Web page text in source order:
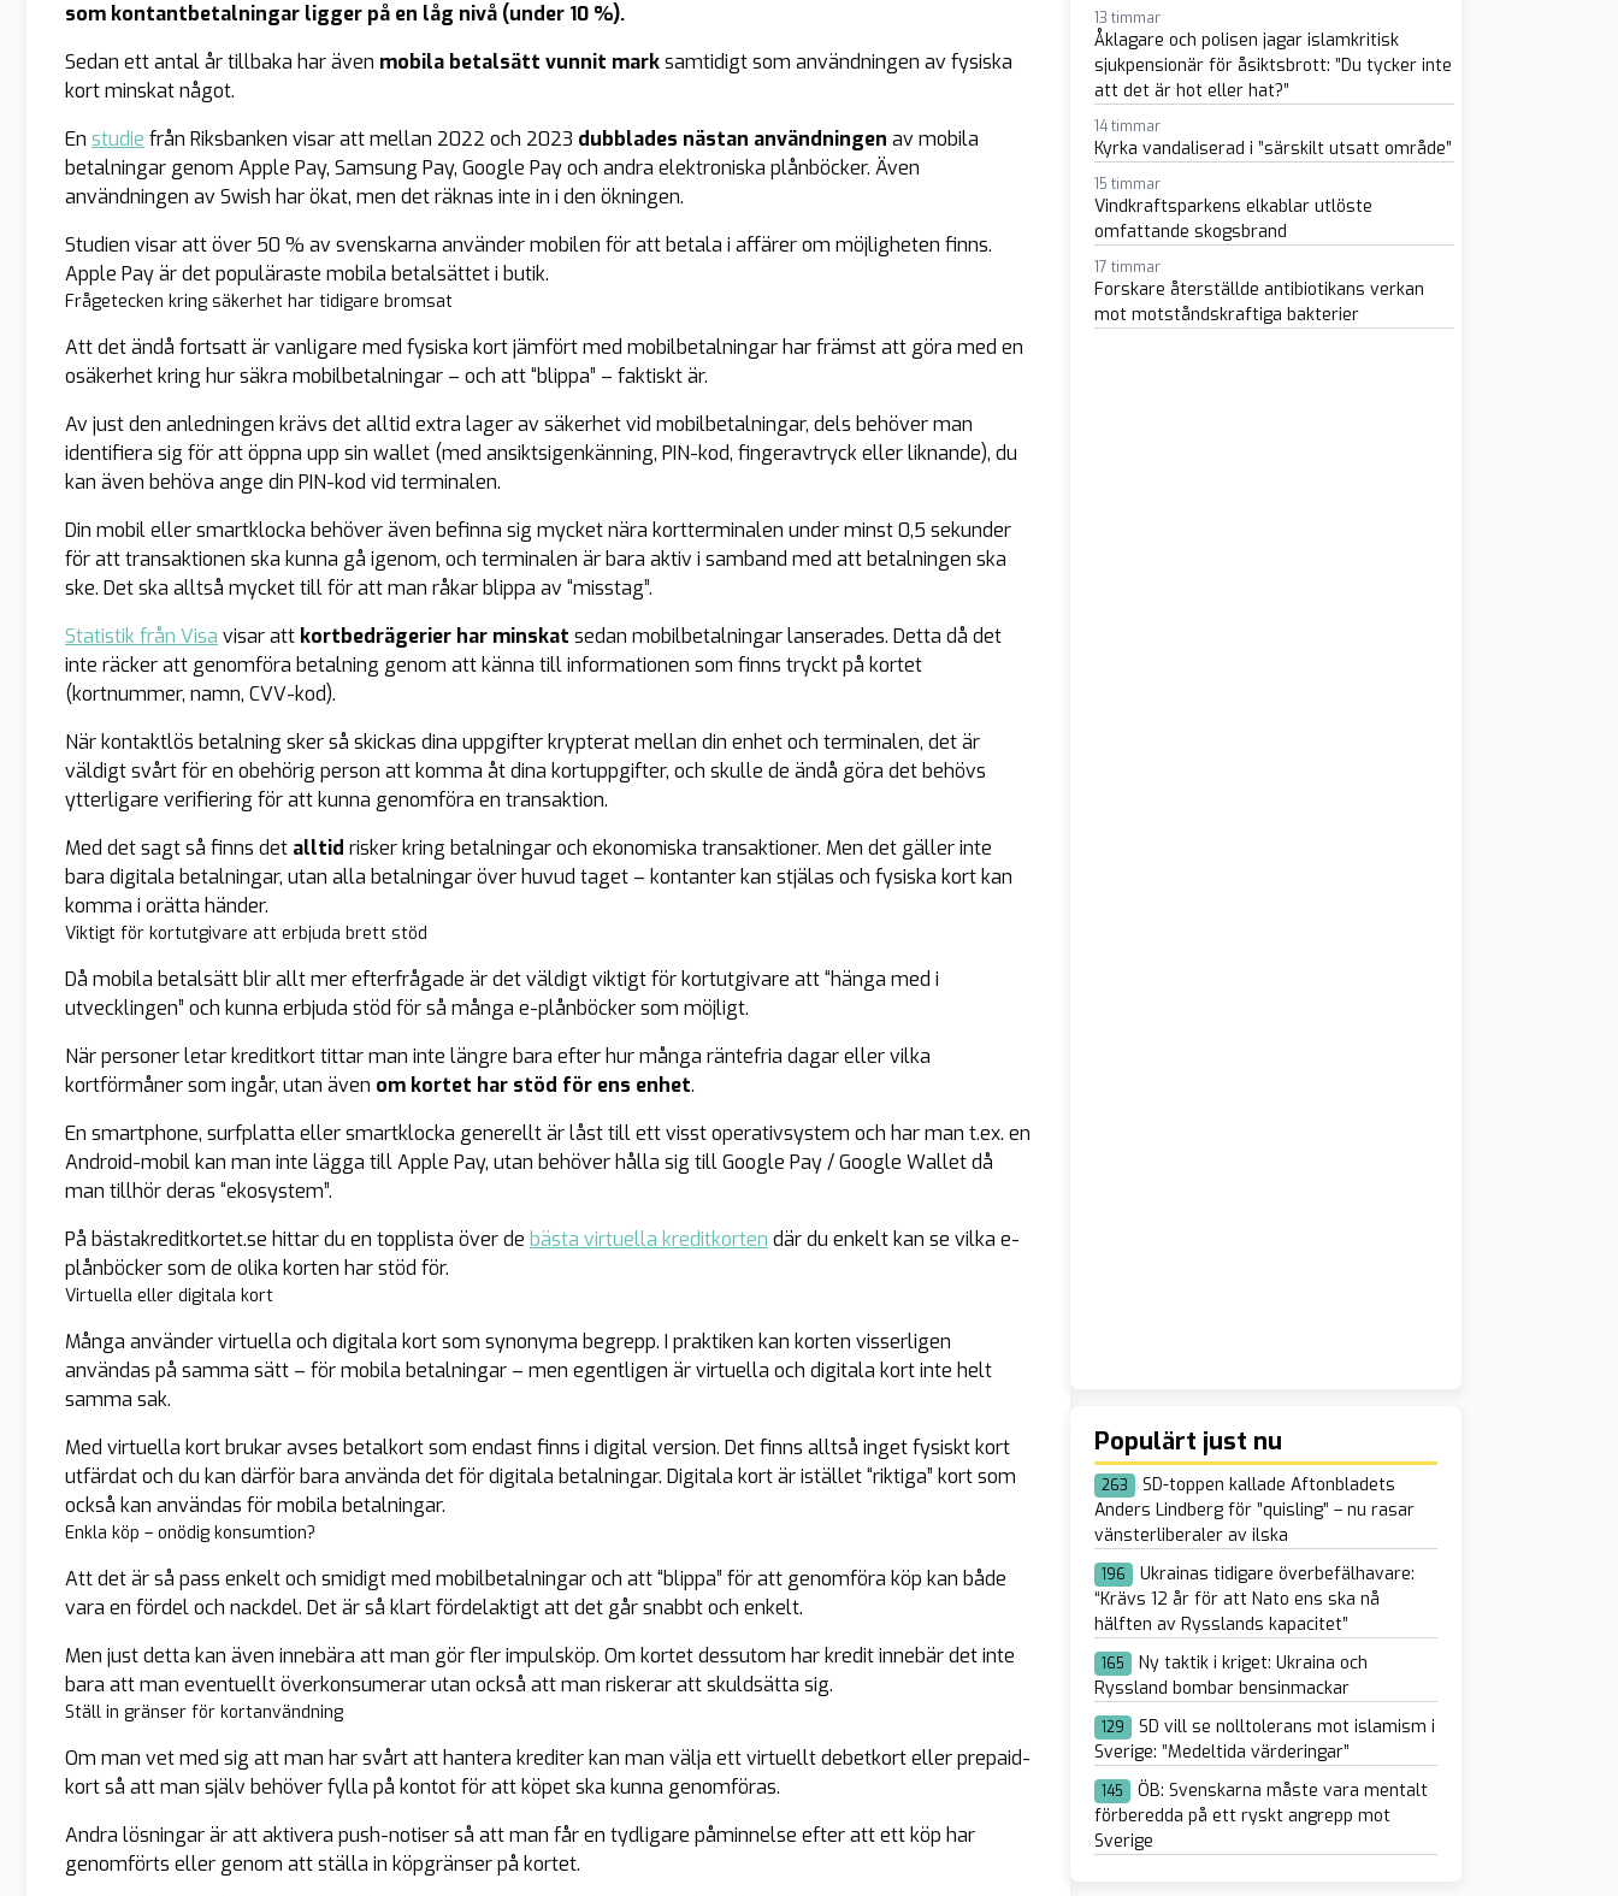
som kontantbetalningar ligger på en låg nivå (under 10 %).
Sedan ett antal år tillbaka har även mobila betalsätt vunnit marksamtidigt som användningen av fysiska
kort minskat något.
En studie från Riksbanken visar att mellan 2022 och 2023 dubblades nästan användningen av mobila
betalningar genom Apple Pay, Samsung Pay, Google Pay och andra elektroniska plånböcker. Även
användningen av Swish har ökat, men det räknas inte in i den ökningen.
Studien visar att över 50 % av svenskarna använder mobilen för att betala i affärer om möjligheten finns.
Apple Pay är det populäraste mobila betalsättet i butik.
Frågetecken kring säkerhet har tidigare bromsat
Att det ändå fortsatt är vanligare med fysiska kort jämfört med mobilbetalningar har främst att göra med en
osäkerhet kring hur säkra mobilbetalningar – och att “blippa” – faktiskt är.
Av just den anledningen krävs det alltid extra lager av säkerhet vid mobilbetalningar, dels behöver man
identifiera sig för att öppna upp sin wallet (med ansiktsigenkänning, PIN-kod, fingeravtryck eller liknande), du
kan även behöva ange din PIN-kod vid terminalen.
Din mobil eller smartklocka behöver även befinna sig mycket nära kortterminalen under minst 0,5 sekunder
för att transaktionen ska kunna gå igenom, och terminalen är bara aktiv i samband med att betalningen ska
ske. Det ska alltså mycket till för att man råkar blippa av “misstag”.
Statistik från Visa visar att kortbedrägerier har minskat sedan mobilbetalningar lanserades. Detta då det
inte räcker att genomföra betalning genom att känna till informationen som finns tryckt på kortet
(kortnummer, namn, CVV-kod).
När kontaktlös betalning sker så skickas dina uppgifter krypterat mellan din enhet och terminalen, det är
väldigt svårt för en obehörig person att komma åt dina kortuppgifter, och skulle de ändå göra det behövs
ytterligare verifiering för att kunna genomföra en transaktion.
Med det sagt så finns det alltid risker kring betalningar och ekonomiska transaktioner. Men det gäller inte
bara digitala betalningar, utan alla betalningar över huvud taget – kontanter kan stjälas och fysiska kort kan
komma i orätta händer.
Viktigt för kortutgivare att erbjuda brett stöd
Då mobila betalsätt blir allt mer efterfrågade är det väldigt viktigt för kortutgivare att “hänga med i
utvecklingen” och kunna erbjuda stöd för så många e-plånböcker som möjligt.
När personer letar kreditkort tittar man inte längre bara efter hur många räntefria dagar eller vilka
kortförmåner som ingår, utan även om kortet har stöd för ens enhet.
En smartphone, surfplatta eller smartklocka generellt är låst till ett visst operativsystem och har man t.ex. en
Android-mobil kan man inte lägga till Apple Pay, utan behöver hålla sig till Google Pay / Google Wallet då
man tillhör deras “ekosystem”.
På bästakreditkortet.se hittar du en topplista över de bästa virtuella kreditkorten där du enkelt kan se vilka e-
plånböcker som de olika korten har stöd för.
Virtuella eller digitala kort
Många använder virtuella och digitala kort som synonyma begrepp. I praktiken kan korten visserligen
användas på samma sätt – för mobila betalningar – men egentligen är virtuella och digitala kort inte helt
samma sak.
Med virtuella kort brukar avses betalkort som endastfinns i digital version. Det finns alltså inget fysiskt kort
utfärdat och du kan därför bara använda det för digitala betalningar. Digitala kort är istället “riktiga” kort som
också kan användas för mobila betalningar.
Enkla köp – onödig konsumtion?
Att det är så pass enkelt och smidigt med mobilbetalningar och att “blippa” för att genomföra köp kan både
vara en fördel och nackdel. Det är så klart fördelaktigt att det går snabbt och enkelt.
Men just detta kan även innebära att man gör fler impulsköp. Om kortet dessutom har kredit innebär det inte
bara att man eventuellt överkonsumerar utan också att man riskerar att skuldsätta sig.
Ställ in gränser för kortanvändning
Om man vet med sig att man har svårt att hantera krediter kan man välja ett virtuellt debetkort eller prepaid-
kort så att man själv behöver fylla på kontot för att köpet ska kunna genomföras.
Andra lösningar är att aktivera push-notiser så att man får en tydligare påminnelse efter att ett köp har
genomförts eller genom att ställa in köpgränser på kortet.
13 timmar
Åklagare och polisen jagar islamkritisk
sjukpensionär för åsiktsbrott: ”Du tycker inte
att det är hot eller hat?”
14 timmar
Kyrka vandaliserad i ”särskilt utsatt område”
15 timmar
Vindkraftsparkens elkablar utlöste
omfattande skogsbrand
17 timmar
Forskare återställde antibiotikans verkan
mot motståndskraftiga bakterier
Populärt just nu
263
SD-toppen kallade Aftonbladets
Anders Lindberg för ”quisling” – nu rasar
vänsterliberaler av ilska
196
Ukrainas tidigare överbefälhavare:
“Krävs 12 år för att Nato ens ska nå
hälften av Rysslands kapacitet”
165
Ny taktik i kriget: Ukraina och
Ryssland bombar bensinmackar
129
SD vill se nolltolerans mot islamism i
Sverige: ”Medeltida värderingar”
145
ÖB: Svenskarna måste vara mentalt
förberedda på ett ryskt angrepp mot
Sverige